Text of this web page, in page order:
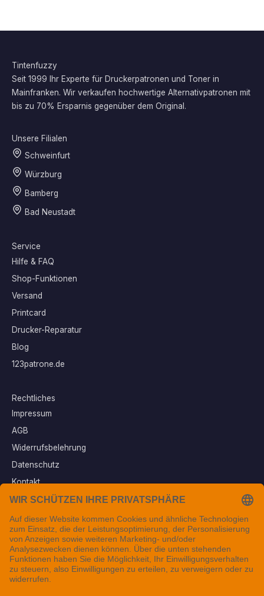
Tintenfuzzy
Seit 1999 Ihr Experte für Druckerpatronen und Toner in
Mainfranken. Wir verkaufen hochwertige Alternativpatronen mit
bis zu 70% Ersparnis gegenüber dem Original.
Unsere Filialen
Schweinfurt
Würzburg
Bamberg
Bad Neustadt
Service
Hilfe & FAQ
Shop-Funktionen
Versand
Printcard
Drucker-Reparatur
Blog
123patrone.de
Rechtliches
Impressum
AGB
Widerrufsbelehrung
Datenschutz
Kontakt
Vertrag widerrufen
Sichere Zahlungsarten